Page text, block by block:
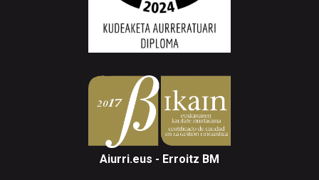
Aiurri.eus - Erroitz BM